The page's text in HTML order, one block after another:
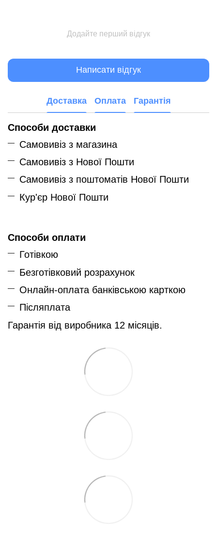
Додайте перший відгук
Написати відгук
Доставка Оплата Гарантія
Способи доставки
Самовивіз з магазина
Самовивіз з Нової Пошти
Самовивіз з поштоматів Нової Пошти
Кур'єр Нової Пошти
Способи оплати
Готівкою
Безготівковий розрахунок
Онлайн-оплата банківською карткою
Післяплата
Гарантія від виробника 12 місяців.